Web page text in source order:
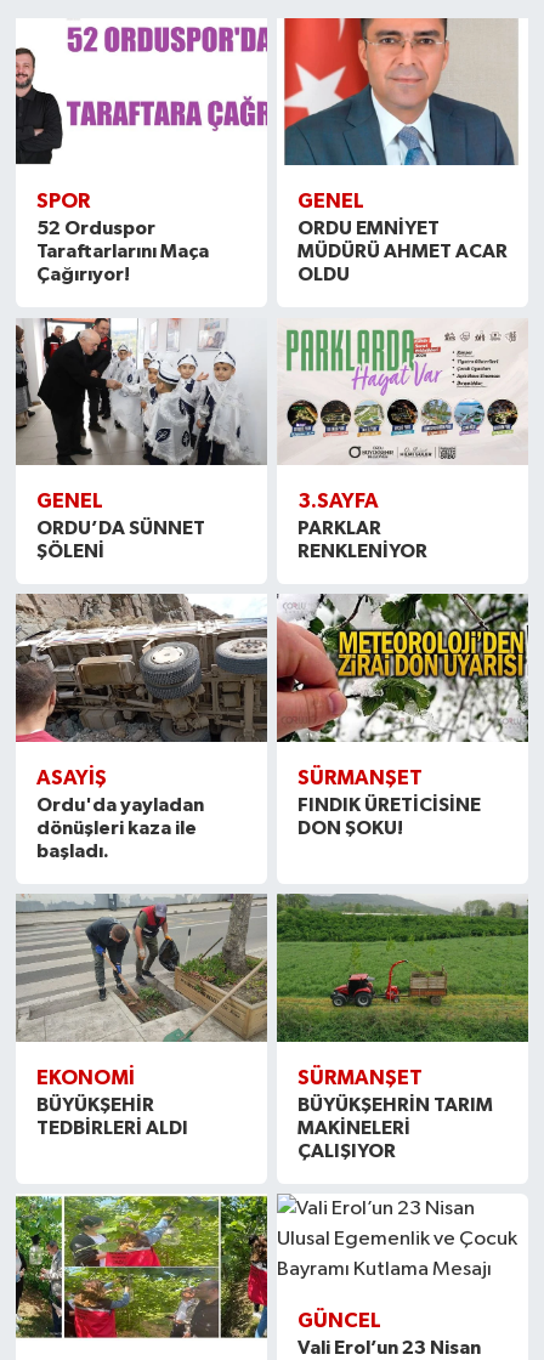
SPOR
52 Orduspor
Taraftarlarını Maça
Çağırıyor!
GENEL
ORDU EMNİYET
MÜDÜRÜ AHMET ACAR
OLDU
GENEL
ORDU’DA SÜNNET
ŞÖLENİ
3.SAYFA
PARKLAR
RENKLENİYOR
ASAYİŞ
Ordu'da yayladan
dönüşleri kaza ile
başladı.
SÜRMANŞET
FINDIK ÜRETİCİSİNE
DON ŞOKU!
EKONOMİ
BÜYÜKŞEHİR
TEDBİRLERİ ALDI
SÜRMANŞET
BÜYÜKŞEHRİN TARIM
MAKİNELERİ
ÇALIŞIYOR
GÜNCEL
Vali Erol’un 23 Nisan
GÜNDEM
MAGAZİN
SAGLIK
SİYASET
SPOR